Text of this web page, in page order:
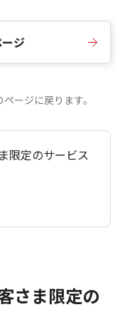
ジ
ージに戻ります。
限定のサービス
さま限定の